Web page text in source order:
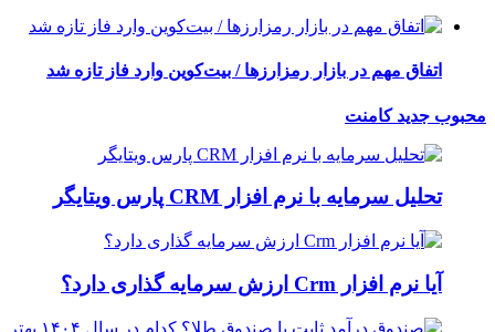
اتفاق مهم در بازار رمزارزها / بیت‌کوین وارد فاز تازه شد
محبوب جدیدکامنت
تحلیل سرمایه با نرم افزار CRM پارس ویتایگر
آیا نرم افزار Crm ارزش سرمایه گذاری دارد؟